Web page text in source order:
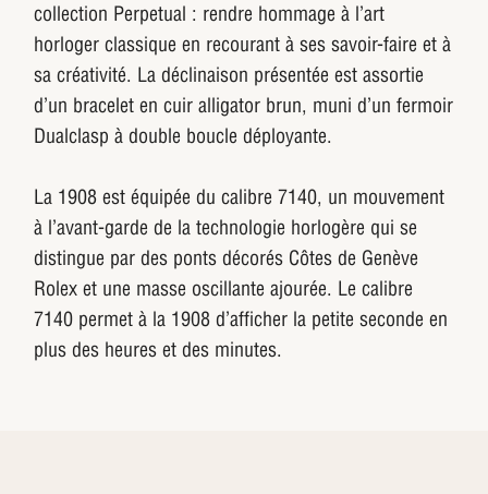
collection Perpetual : rendre hommage à l’art
horloger classique en recourant à ses savoir-faire et à
sa créativité. La déclinaison présentée est assortie
d’un bracelet en cuir alligator brun, muni d’un fermoir
Dualclasp à double boucle déployante.
La 1908 est équipée du calibre 7140, un mouvement
à l’avant-garde de la technologie horlogère qui se
distingue par des ponts décorés Côtes de Genève
Rolex et une masse oscillante ajourée. Le calibre
7140 permet à la 1908 d’afficher la petite seconde en
plus des heures et des minutes.